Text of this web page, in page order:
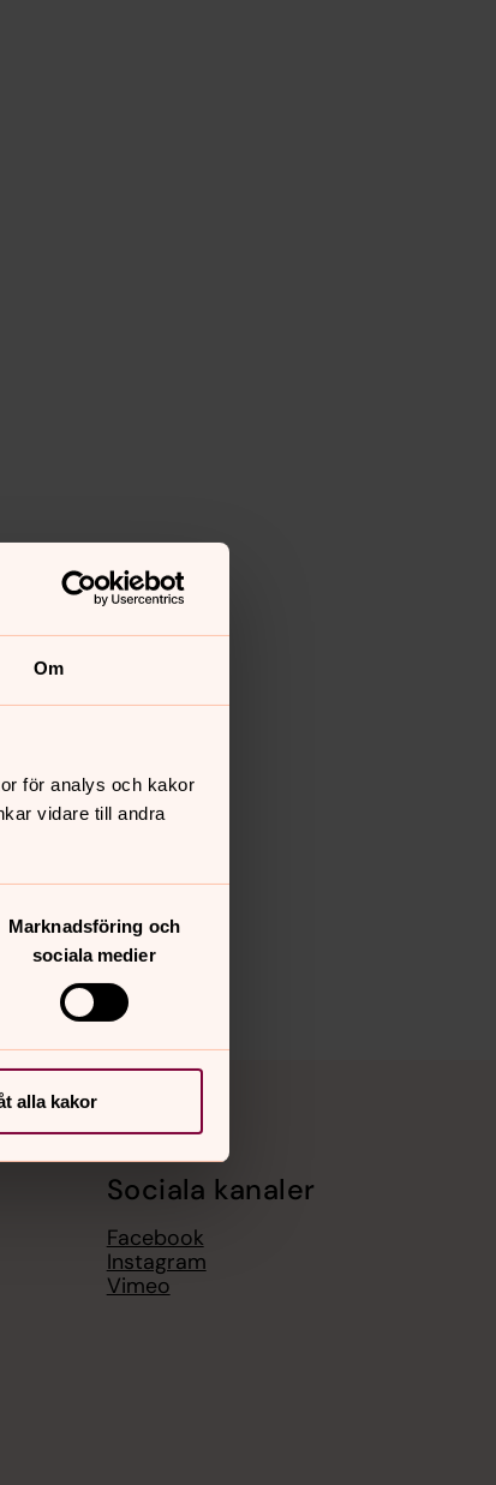
Om
för analys och kakor
vidare till andra
Marknadsföring och
sociala medier
alla kakor
Sociala kanaler
Facebook
Instagram
Vimeo